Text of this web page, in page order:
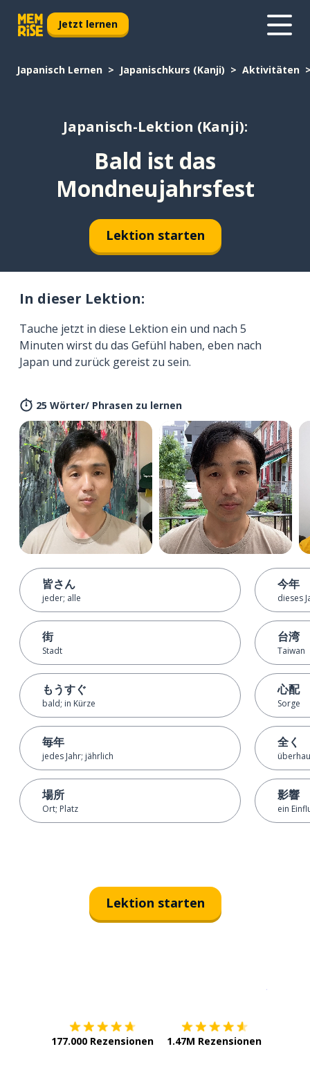
Jetzt lernen
Japanisch Lernen Japanischkurs (Kanji) Aktivitäten
Japanisch-Lektion (Kanji):
Bald ist das
Mondneujahrsfest
Lektion starten
In dieser Lektion:
Tauche jetzt in diese Lektion ein und nach 5
Minuten wirst du das Gefühl haben, eben nach
Japan und zurück gereist zu sein.
25 Wörter/ Phrasen zu lernen
皆さん
jeder; alle
街
Stadt
もうすぐ
bald; in Kürze
毎年
jedes Jahr; jährlich
場所
Ort; Platz
今年
dieses
台湾
Taiwan
心配
Sorge
全く
影響
ein
Lektion starten
177.000 Rezensionen 1.47M Rezensionen